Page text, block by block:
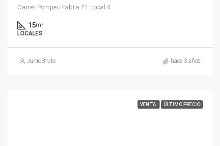
Carrer Pompeu Fabra 71, Local 4
15m²
LOCALES
JunioBruto hace 3 años
VENTA ÚLTIMO PRECIO